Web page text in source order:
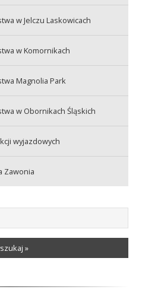
w Jelczu Laskowicach
w Komornikach
Magnolia Park
w Obornikach Śląskich
wyjazdowych
Zawonia
»